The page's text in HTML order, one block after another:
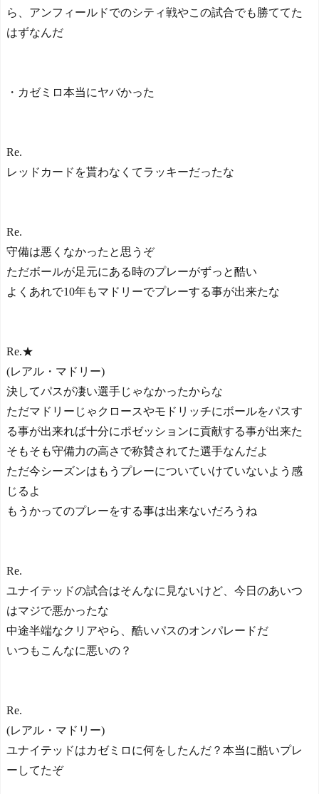
ら、アンフィールドでのシティ戦やこの試合でも勝ててた
はずなんだ
・カゼミロ本当にヤバかった
Re.
レッドカードを貰わなくてラッキーだったな
Re.
守備は悪くなかったと思うぞ
ただボールが足元にある時のプレーがずっと酷い
よくあれで10年もマドリーでプレーする事が出来たな
Re.★
(レアル・マドリー)
決してパスが凄い選手じゃなかったからな
ただマドリーじゃクロースやモドリッチにボールをパスす
る事が出来れば十分にポゼッションに貢献する事が出来た
そもそも守備力の高さで称賛されてた選手なんだよ
ただ今シーズンはもうプレーについていけていないよう感
じるよ
もうかってのプレーをする事は出来ないだろうね
Re.
ユナイテッドの試合はそんなに見ないけど、今日のあいつ
はマジで悪かったな
中途半端なクリアやら、酷いパスのオンパレードだ
いつもこんなに悪いの？
Re.
(レアル・マドリー)
ユナイテッドはカゼミロに何をしたんだ？本当に酷いプレ
ーしてたぞ